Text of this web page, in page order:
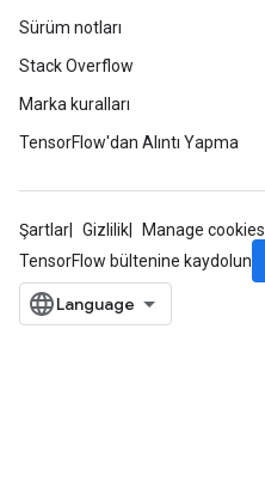
Sürüm notları
Stack Overflow
Marka kuralları
TensorFlow'dan Alıntı Yapma
Şartlar Gizlilik
Manage cookies
TensorFlow bültenine kaydolun